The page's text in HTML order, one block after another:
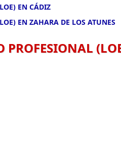
EN CÁDIZ
EN ZAHARA DE LOS ATUNES